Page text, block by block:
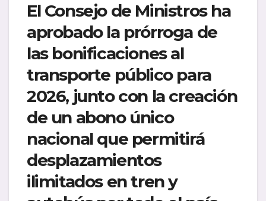
El Consejo de Ministros ha
aprobado la prórroga de
las bonificaciones al
transporte público para
2026, junto con la creación
de un abono único
nacional que permitirá
desplazamientos
ilimitados en tren y